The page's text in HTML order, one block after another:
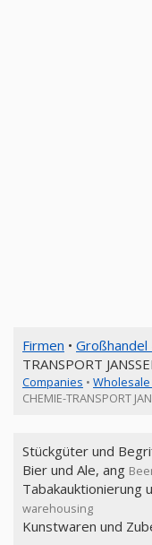
Firmen •
TRANSPORT
Companies •
CHEMIE-TRANSPORT
Stückgüter und
Bier und Ale, ang
Tabakauktionierung
warehousing
Kunstwaren und